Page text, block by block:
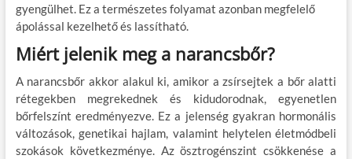
gyengülhet. Ez a természetes folyamat azonban megfelelő
ápolással kezelhető és lassítható.
Miért jelenik meg a narancsbőr?
A narancsbőr akkor alakul ki, amikor a zsírsejtek a bőr alatti
rétegekben megrekednek és kidudorodnak, egyenetlen
bőrfelszínt eredményezve. Ez a jelenség gyakran hormonális
változások, genetikai hajlam, valamint helytelen életmódbeli
szokások következménye. Az ösztrogénszint csökkenése a